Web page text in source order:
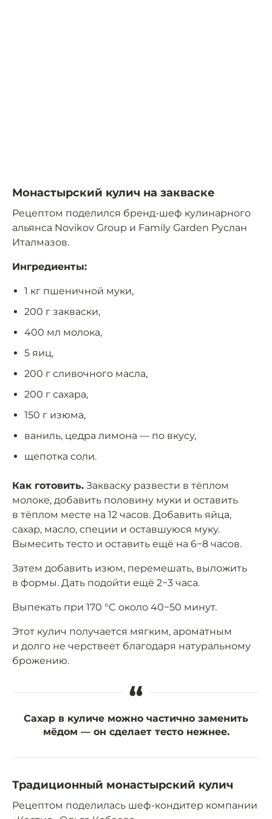
Монастырский кулич на закваске
Рецептом поделился бренд-шеф кулинарного
альянса Novikov Group и Family Garden Руслан
Италмазов.
Ингредиенты:
1 кг пшеничной муки,
200 г закваски,
400 мл молока,
5 яиц,
200 г сливочного масла,
200 г сахара,
150 г изюма,
ваниль, цедра лимона — по вкусу,
щепотка соли.
Как готовить. Закваску развести в тёплом
молоке, добавить половину муки и оставить
в тёплом месте на 12 часов. Добавить яйца,
сахар, масло, специи и оставшуюся муку.
Вымесить тесто и оставить ещё на 6−8 часов.
Затем добавить изюм, перемешать, выложить
в формы. Дать подойти ещё 2−3 часа.
Выпекать при 170 °C около 40−50 минут.
Этот кулич получается мягким, ароматным
и долго не черствеет благодаря натуральному
брожению.
“
Сахар в куличе можно частично заменить
мёдом — он сделает тесто нежнее.
Традиционный монастырский кулич
Рецептом поделилась шеф-кондитер компании